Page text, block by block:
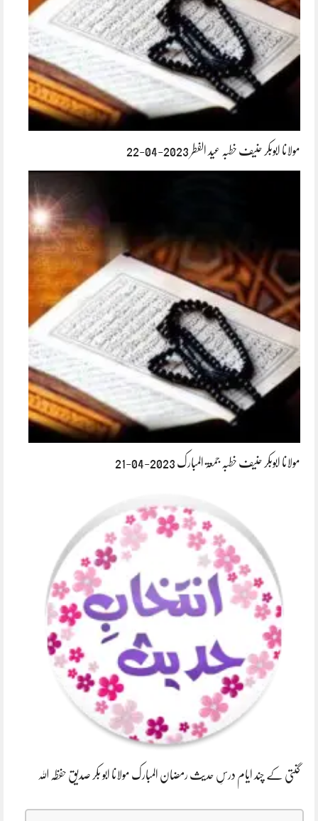
مولانا ابوبکر حنیف خطبہ عید الفطر 2023-04-22
مولانا ابوبکر حنیف خطبہ جمعۃ المبارک 2023-04-21
گنتی کے چند ایام درسِ حدیث رمضان المبارک مولانا ابو بکر صدیق حفظہ اللہ